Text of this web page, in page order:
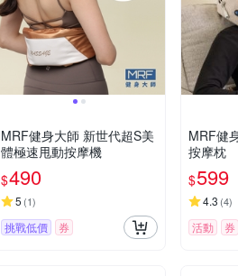
MRF健身大師 新世代超S美
體極速甩動按摩機
$490
5 (1)
挑戰低價 券
MRF健
按摩枕
$599
4.3 (4)
活動 券